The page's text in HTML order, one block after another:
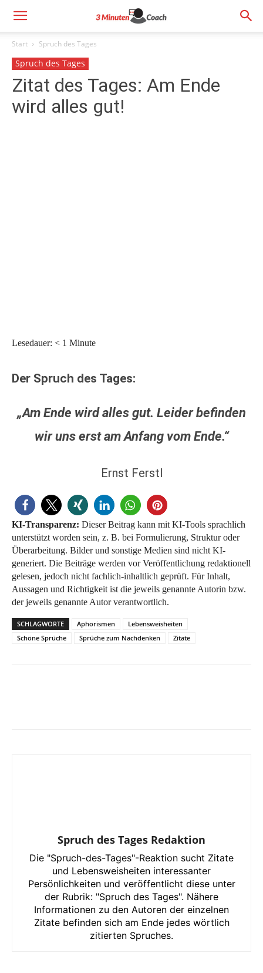
Start Spruch des Tages
Spruch des Tages
Zitat des Tages: Am Ende
wird alles gut!
Lesedauer: < 1 Minute
Der Spruch des Tages:
„Am Ende wird alles gut. Leider befinden
wir uns erst am Anfang vom Ende.“
Ernst Ferstl
KI-Transparenz: Dieser Beitrag kann mit KI-Tools sprachlich
unterstützt worden sein, z. B. bei Formulierung, Struktur oder
Überarbeitung. Bilder und sonstige Medien sind nicht KI-
generiert. Die Beiträge werden vor Veröffentlichung redaktionell
gelesen, jedoch nicht fachlich-inhaltlich geprüft. Für Inhalt,
Aussagen und Richtigkeit ist die jeweils genannte Autorin bzw.
der jeweils genannte Autor verantwortlich.
SCHLAGWORTE Aphorismen
Lebensweisheiten
Schöne Sprüche
Sprüche zum Nachdenken Zitate
Spruch des Tages Redaktion
Die "Spruch-des-Tages"-Reaktion sucht Zitate
und Lebensweisheiten interessanter
Persönlichkeiten und veröffentlicht diese unter
der Rubrik: "Spruch des Tages". Nähere
Informationen zu den Autoren der einzelnen
Zitate befinden sich am Ende jedes wörtlich
zitierten Spruches.